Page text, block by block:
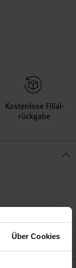
Über Cookies
Kosten­lose Filial­
rückgabe